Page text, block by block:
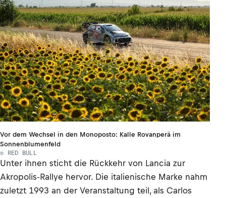
Vor dem Wechsel in den Monoposto: Kalle Rovanperä im
Sonnenblumenfeld
© RED BULL
Unter ihnen sticht die Rückkehr von Lancia zur
Akropolis-Rallye hervor. Die italienische Marke nahm
zuletzt 1993 an der Veranstaltung teil, als Carlos